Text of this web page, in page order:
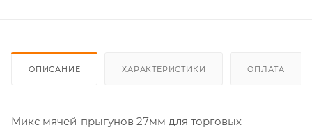
ОПИСАНИЕ ХАРАКТЕРИСТИКИ ОПЛАТА
Микс мячей-прыгунов 27мм для торговых